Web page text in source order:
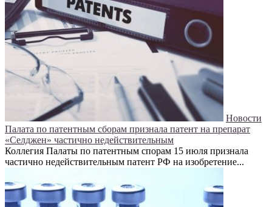
Новости
Палата по патентным сборам признала патент на препарат
«Селджен» частично недействительным
Коллегия Палаты по патентным спорам 15 июля признала
частично недействительным патент РФ на изобретение...